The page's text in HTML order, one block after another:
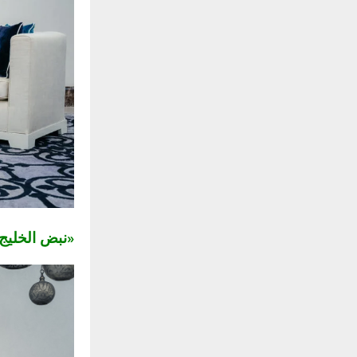
«نبض